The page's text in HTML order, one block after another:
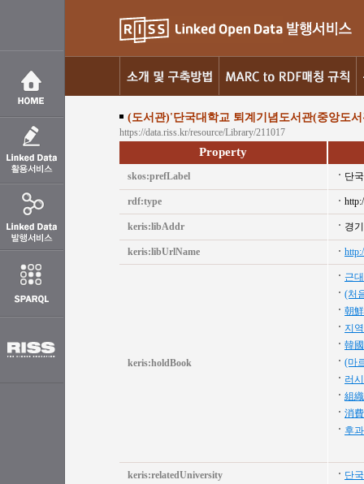
(도서관)'단국대학교 퇴계기념도서관(중앙도
https://data.riss.kr/resource/Library/211017
Property
skos:prefLabel 단
rdf:type
keris:libAddr 경
keris:libUrlName
keris:holdBook
근
(처
朝
지
韓
(마
러
組
消
후
keris:relatedUniversity 단